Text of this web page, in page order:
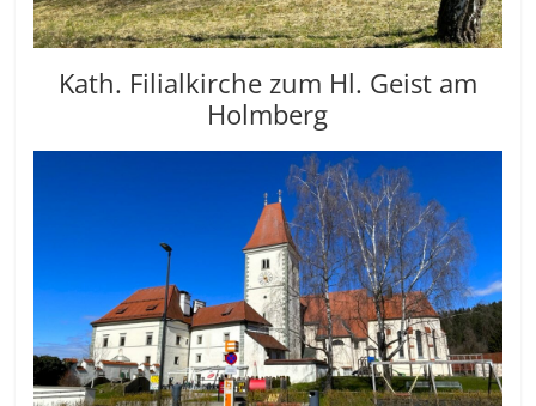
Kath. Filialkirche zum Hl. Geist am
Holmberg